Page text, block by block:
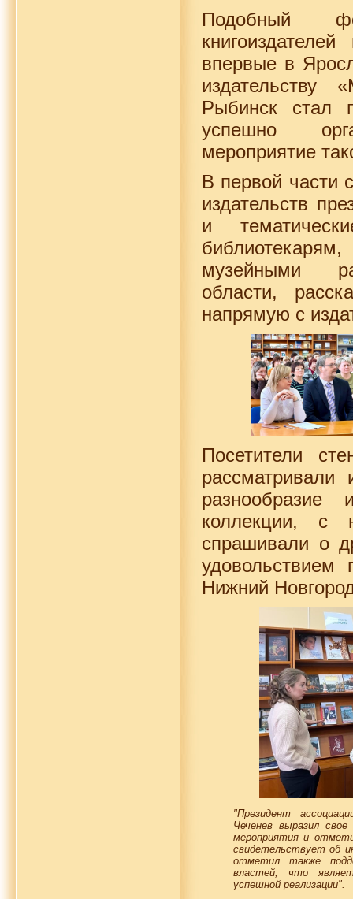
Подобный
впервые в
Рыбинск стал
успешно
мероприятие
В первой части
издательств
и
музейными
области,
напрямую с
Посетители
рассматривали
разнообразие
коллекции, с
спрашивали о
Нижний
"Президент
Чеченев выразил
мероприятия и
свидетельствует об
отметил также
властей, что
успешной реализации".